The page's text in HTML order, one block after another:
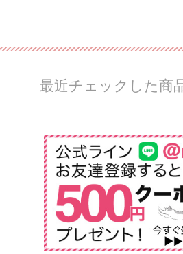
最近チェックした商